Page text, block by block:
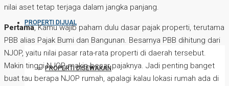
PROPERTI DIJUAL
PROPERTI DISEWAKAN
nilai aset tetap terjaga dalam jangka panjang.
Pertama, Kamu wajib paham dulu dasar pajak properti, terutama
PBB alias Pajak Bumi dan Bangunan. Besarnya PBB dihitung dari
NJOP, yaitu nilai pasar rata-rata properti di daerah tersebut.
Makin tinggi NJOP, makin besar pajaknya. Jadi penting banget
buat tau berapa NJOP rumah, apalagi kalau lokasi rumah ada di